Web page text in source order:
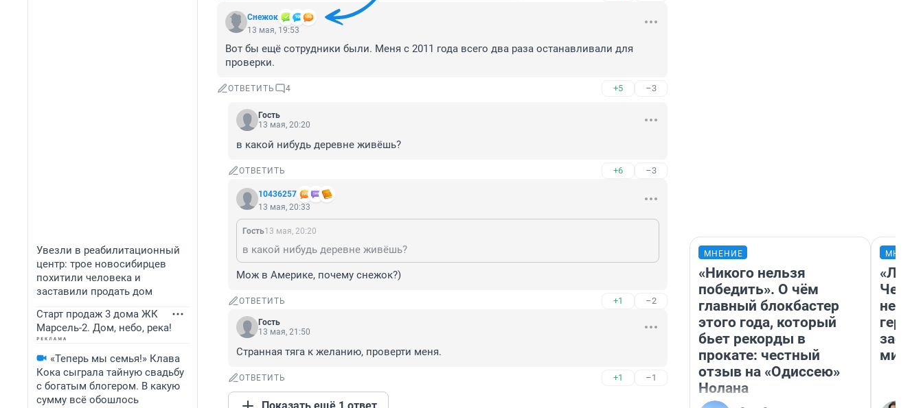
Увезли в реабилитационный
центр: трое новосибирцев
похитили человека и
заставили продать дом
Старт продаж 3 дома ЖК
Марсель-2. Дом, небо, река!
«Теперь мы семья!» Клава
Кока сыграла тайную свадьбу
с богатым блогером. В какую
сумму всё обошлось
Снежoк
13 мая, 19:53
Вот бы ещё сотрудники были. Меня с 2011 года всего два раза останавливали для
проверки.
ОТВЕТИТЬ 4 +5 –3
Гость
13 мая, 20:20
в какой нибудь деревне живёшь?
ОТВЕТИТЬ +6 –3
10436257
13 мая, 20:33
Гость13 мая, 20:20
в какой нибудь деревне живёшь?
Мож в Америке, почему снежок?)
ОТВЕТИТЬ +1 –2
Гость
13 мая, 21:50
Странная тяга к желанию, проверти меня.
ОТВЕТИТЬ +1 –1
МНЕНИЕ
«Никого нельзя
победить». О чём
главный блокбастер
этого года, который
бьет рекорды в
прокате: честный
отзыв на «Одиссею»
Нолана
Чем
герои